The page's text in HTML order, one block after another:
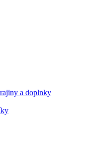
a doplnky